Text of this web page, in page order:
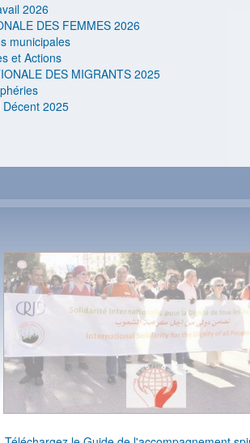
2026
DES FEMMES 2026
municipales
et Actions
DES MIGRANTS 2025
2025